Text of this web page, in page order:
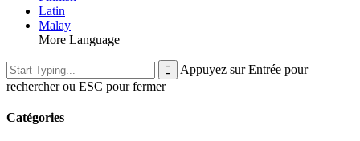
Latin
Malay
More Language
Appuyez sur Entrée pour
rechercher ou ESC pour fermer
Catégories